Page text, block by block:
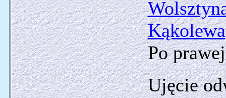
Kąkolewa
Po
Ujęcie